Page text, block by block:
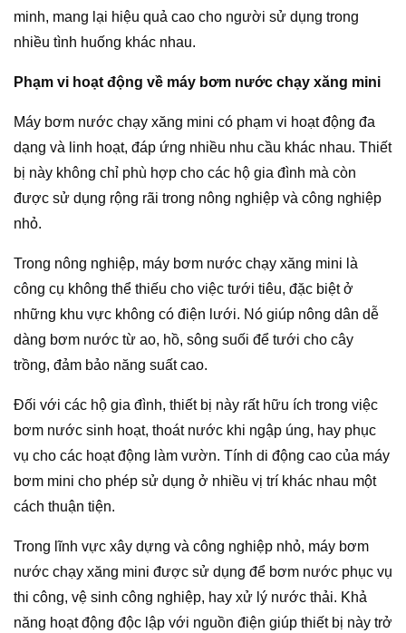
minh, mang lại hiệu quả cao cho người sử dụng trong
nhiều tình huống khác nhau.
Phạm vi hoạt động về máy bơm nước chạy xăng mini
Máy bơm nước chạy xăng mini có phạm vi hoạt động đa
dạng và linh hoạt, đáp ứng nhiều nhu cầu khác nhau. Thiết
bị này không chỉ phù hợp cho các hộ gia đình mà còn
được sử dụng rộng rãi trong nông nghiệp và công nghiệp
nhỏ.
Trong nông nghiệp, máy bơm nước chạy xăng mini là
công cụ không thể thiếu cho việc tưới tiêu, đặc biệt ở
những khu vực không có điện lưới. Nó giúp nông dân dễ
dàng bơm nước từ ao, hồ, sông suối để tưới cho cây
trồng, đảm bảo năng suất cao.
Đối với các hộ gia đình, thiết bị này rất hữu ích trong việc
bơm nước sinh hoạt, thoát nước khi ngập úng, hay phục
vụ cho các hoạt động làm vườn. Tính di động cao của máy
bơm mini cho phép sử dụng ở nhiều vị trí khác nhau một
cách thuận tiện.
Trong lĩnh vực xây dựng và công nghiệp nhỏ, máy bơm
nước chạy xăng mini được sử dụng để bơm nước phục vụ
thi công, vệ sinh công nghiệp, hay xử lý nước thải. Khả
năng hoạt động độc lập với nguồn điện giúp thiết bị này trở